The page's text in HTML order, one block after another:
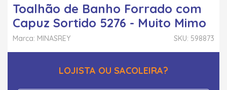
Toalhão de Banho Forrado com
Capuz Sortido 5276 - Muito Mimo
SKU: 598873
Marca: MINASREY
LOJISTA OU SACOLEIRA?